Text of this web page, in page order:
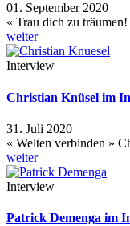
01. September 2020
« Trau dich zu
weiter
Interview
Christian Knüsel im
31. Juli 2020
« Welten verbinden »
weiter
Interview
Patrick Demenga im